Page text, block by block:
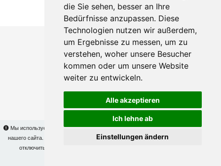
die Sie sehen, besser an Ihre
Bedürfnisse anzupassen. Diese
Technologien nutzen wir außerdem,
um Ergebnisse zu messen, um zu
verstehen, woher unsere Besucher
kommen oder um unsere Website
weiter zu entwickeln.
Alle akzeptieren
Ich lehne ab
Einstellungen ändern
Мы используем cookies для того, чтобы Вы могли использовать весь функционал
нашего сайта. На
Вы сможете узнать подробности и, при желании,
отключить использование cookies. Продолжая пользоваться сайтом, Вы
Makis© Copyright 2026